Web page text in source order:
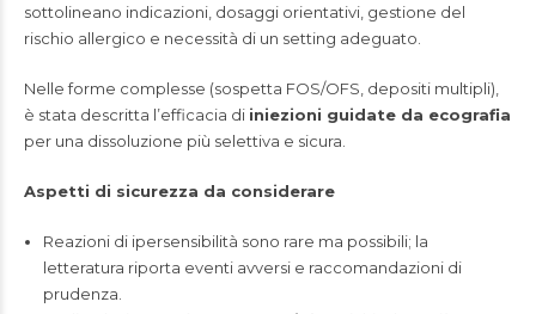
sottolineano indicazioni, dosaggi orientativi, gestione del
rischio allergico e necessità di un setting adeguato.
Nelle forme complesse (sospetta FOS/OFS, depositi multipli),
è stata descritta l’efficacia di iniezioni guidate da ecografia
per una dissoluzione più selettiva e sicura.
Aspetti di sicurezza da considerare
Reazioni di ipersensibilità sono rare ma possibili; la
letteratura riporta eventi avversi e raccomandazioni di
prudenza.